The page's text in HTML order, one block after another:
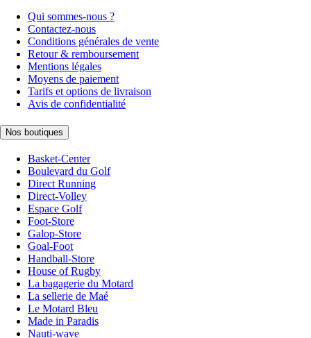
Qui sommes-nous ?
Contactez-nous
Conditions générales de vente
Retour & remboursement
Mentions légales
Moyens de paiement
Tarifs et options de livraison
Avis de confidentialité
Nos boutiques
Basket-Center
Boulevard du Golf
Direct Running
Direct-Volley
Espace Golf
Foot-Store
Galop-Store
Goal-Foot
Handball-Store
House of Rugby
La bagagerie du Motard
La sellerie de Maé
Le Motard Bleu
Made in Paradis
Nauti-wave